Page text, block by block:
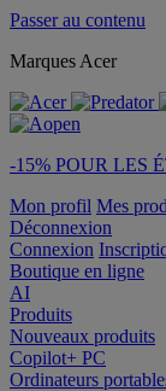
Passer au contenu
Marques Acer
-15% POUR LES
Mon profil Mes
Déconnexion
Connexion
Boutique en ligne
AI
Produits
Nouveaux produits
Copilot+ PC
Ordinateurs